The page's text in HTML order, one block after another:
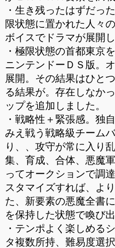
・生き残ったはずだっ
限状態に置かれた人々
ボイスでドラマが展開し
・極限状態の首都東京
ニンテンドーＤＳ版。
展開。その結果はひと
る結果が。存在しなか
ップを追加しました。
・戦略性＋緊張感。独
みえ戦う戦略級チーム
り、、攻守が常に入り
集、育成、合体、悪魔
ってオークションで調
スタマイズすれば、よ
た、新要素の悪魔全書
を保持した状態で喚び出
・テンポよく楽しめる
タ複数所持、難易度選